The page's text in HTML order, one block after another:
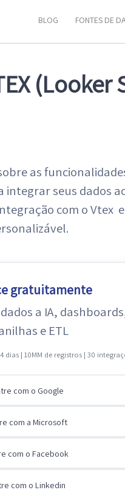
BLOG FONTES DE
(Looker
as
integrar seus dados
com o Vtex
gratuitamente
a IA,
e ETL
dias | 10MM de registros | 30
com o Google
com a Microsoft
com o Facebook
com o Linkedin